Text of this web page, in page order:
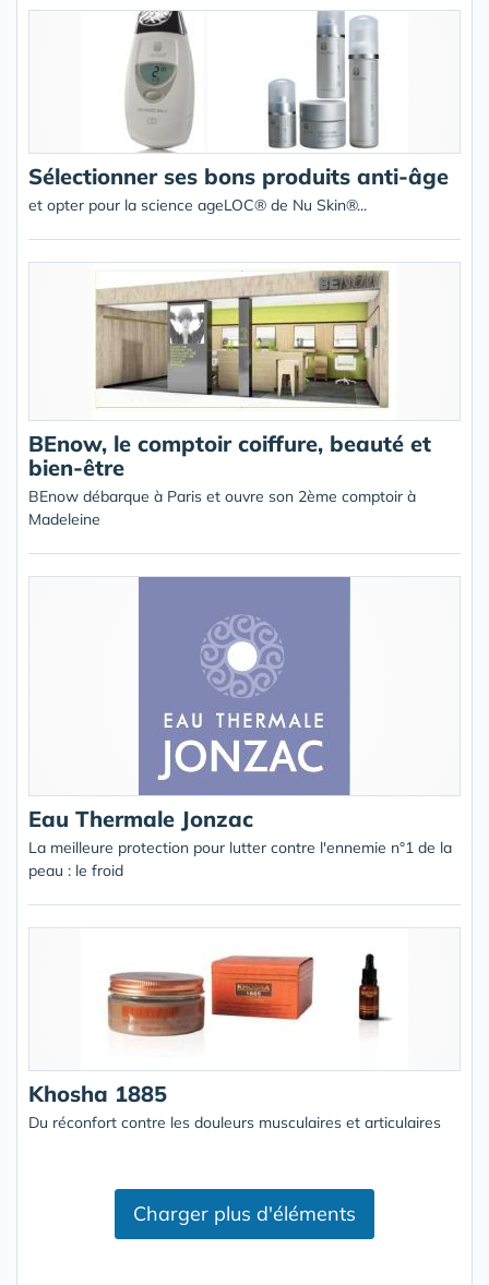
Sélectionner ses bons produits anti-âge
et opter pour la science ageLOC® de Nu Skin®...
BEnow, le comptoir coiffure, beauté et
bien-être
BEnow débarque à Paris et ouvre son 2ème comptoir à
Madeleine
Eau Thermale Jonzac
La meilleure protection pour lutter contre l'ennemie n°1 de la
peau : le froid
Khosha 1885
Du réconfort contre les douleurs musculaires et articulaires
Charger plus d'éléments